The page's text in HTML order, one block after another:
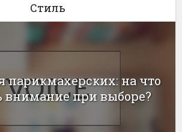
Стиль
парикмахерских: на что
внимание при выборе?